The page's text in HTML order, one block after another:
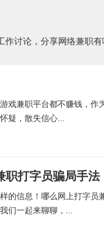
讨论，分享网络兼职有
戏兼职平台都不赚钱，作
疑，散失信心...
职打字员骗局手法
的信息！哪么网上打字员
们一起来聊聊，...